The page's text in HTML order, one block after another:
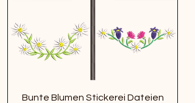
Bunte Blumen Stickerei Dateien